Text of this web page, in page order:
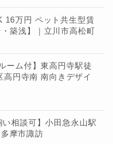
16万円 ペット共生型賃
築浅】｜立川市高松町
ーム付】東高円寺駅徒
円寺南 南向きデザイ
い相談可】小田急永山駅
摩市諏訪